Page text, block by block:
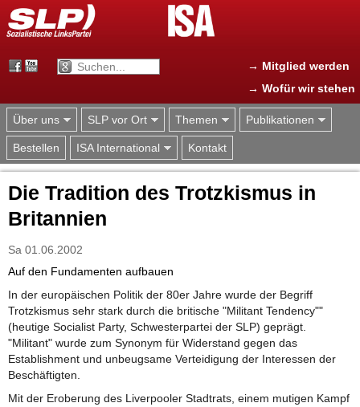
Jump to navigation
→ Mitglied werden
→ Wofür wir stehen
Über uns SLP vor Ort Themen Publikationen
Bestellen ISA International Kontakt
Die Tradition des Trotzkismus in
Britannien
Sa 01.06.2002
Auf den Fundamenten aufbauen
In der europäischen Politik der 80er Jahre wurde der Begriff
Trotzkismus sehr stark durch die britische "Militant Tendency""
(heutige Socialist Party, Schwesterpartei der SLP) geprägt.
"Militant" wurde zum Synonym für Widerstand gegen das
Establishment und unbeugsame Verteidigung der Interessen der
Beschäftigten.
Mit der Eroberung des Liverpooler Stadtrats, einem mutigen Kampf